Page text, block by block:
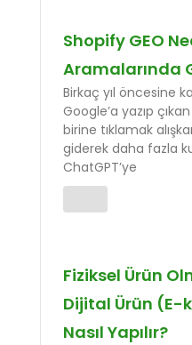
Shopify GEO
Aramalarında
Birkaç yıl öncesine
Google’a yazıp
birine tıklamak
giderek daha fazla
ChatGPT’ye
Fiziksel Ürün
Dijital Ürün (E-
Nasıl Yapılır?